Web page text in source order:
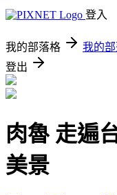
登入
我的部落格 我的
登出
肉魯 走遍
美景